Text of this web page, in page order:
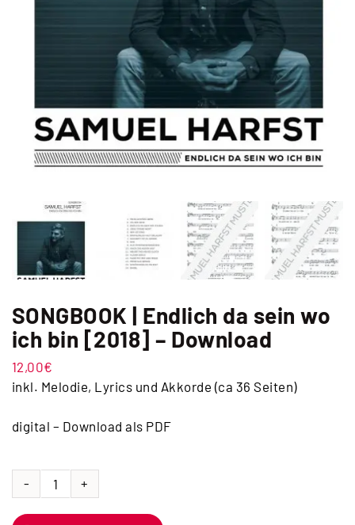
SONGBOOK | Endlich da sein wo
ich bin [2018] – Download
12,00€
inkl. Melodie, Lyrics und Akkorde (ca 36 Seiten)
digital – Download als PDF
SONGBOOK
|